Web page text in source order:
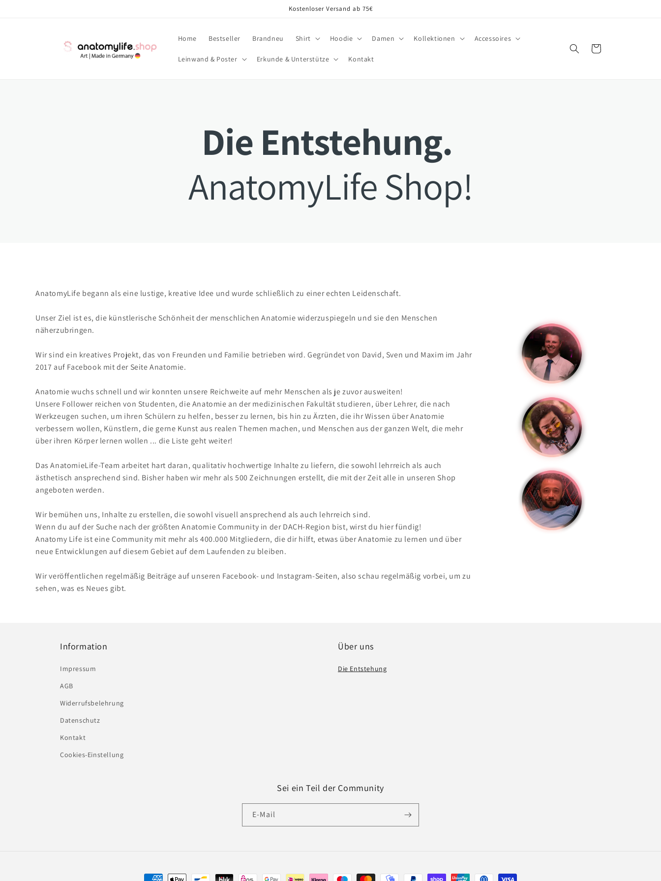
Kostenloser Versand ab 75€
Home Bestseller Brandneu Shirt Hoodie Damen Kollektionen Accessoires
Leinwand & Poster Erkunde & Unterstütze Kontakt
Warenkorb
Die Entstehung.
AnatomyLife Shop!
AnatomyLife begann als eine lustige, kreative Idee und wurde schließlich zu einer echten Leidenschaft.
Unser Ziel ist es, die künstlerische Schönheit der menschlichen Anatomie widerzuspiegeln und sie den Menschen
näherzubringen.
Wir sind ein kreatives Projekt, das von Freunden und Familie betrieben wird. Gegründet von David, Sven und Maxim im Jahr
2017 auf Facebook mit der Seite Anatomie.
Anatomie wuchs schnell und wir konnten unsere Reichweite auf mehr Menschen als je zuvor ausweiten!
Unsere Follower reichen von Studenten, die Anatomie an der medizinischen Fakultät studieren, über Lehrer, die nach
Werkzeugen suchen, um ihren Schülern zu helfen, besser zu lernen, bis hin zu Ärzten, die ihr Wissen über Anatomie
verbessern wollen, Künstlern, die gerne Kunst aus realen Themen machen, und Menschen aus der ganzen Welt, die mehr
über ihren Körper lernen wollen ... die Liste geht weiter!
Das AnatomieLife-Team arbeitet hart daran, qualitativ hochwertige Inhalte zu liefern, die sowohl lehrreich als auch
ästhetisch ansprechend sind. Bisher haben wir mehr als 500 Zeichnungen erstellt, die mit der Zeit alle in unseren Shop
angeboten werden.
Wir bemühen uns, Inhalte zu erstellen, die sowohl visuell ansprechend als auch lehrreich sind.
Wenn du auf der Suche nach der größten Anatomie Community in der DACH-Region bist, wirst du hier fündig!
Anatomy Life ist eine Community mit mehr als 400.000 Mitgliedern, die dir hilft, etwas über Anatomie zu lernen und über
neue Entwicklungen auf diesem Gebiet auf dem Laufenden zu bleiben.
Wir veröffentlichen regelmäßig Beiträge auf unseren Facebook- und Instagram-Seiten, also schau regelmäßig vorbei, um zu
sehen, was es Neues gibt.
Information
Impressum
AGB
Widerrufsbelehrung
Datenschutz
Kontakt
Cookies-Einstellung
Über uns
Die Entstehung
Sei ein Teil der Community
E-Mail